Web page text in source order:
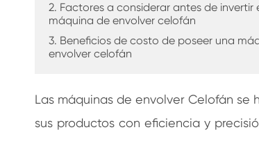
2. Factores a considerar antes de invertir
máquina de envolver celofán
3. Beneficios de costo de poseer una
envolver celofán
Las máquinas de envolver Celofán
sus productos con eficiencia y